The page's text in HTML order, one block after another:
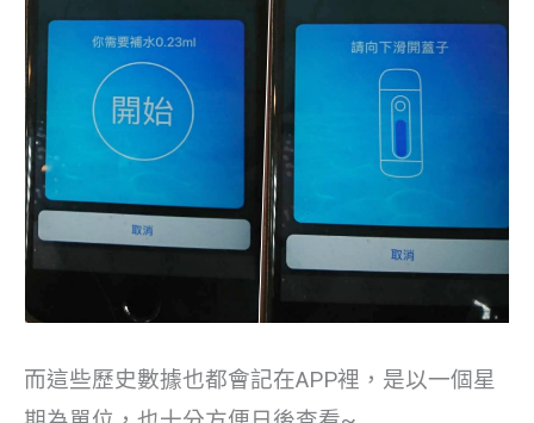
而這些歷史數據也都會記在APP裡，是以一個星